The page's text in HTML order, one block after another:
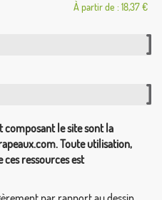
À partir de : 18,37 €
composant le site sont la
Toute utilisation,
ressources est